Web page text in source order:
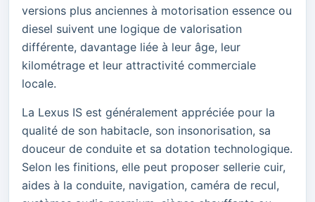
versions plus anciennes à motorisation essence ou
diesel suivent une logique de valorisation
différente, davantage liée à leur âge, leur
kilométrage et leur attractivité commerciale
locale.
La Lexus IS est généralement appréciée pour la
qualité de son habitacle, son insonorisation, sa
douceur de conduite et sa dotation technologique.
Selon les finitions, elle peut proposer sellerie cuir,
aides à la conduite, navigation, caméra de recul,